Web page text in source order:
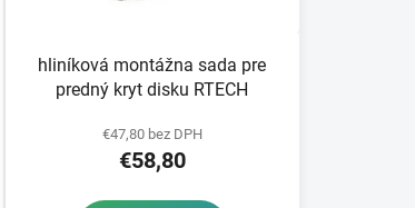
o
hliníková montážna sada pre
predný kryt disku RTECH
€47,80 bez DPH
€58,80